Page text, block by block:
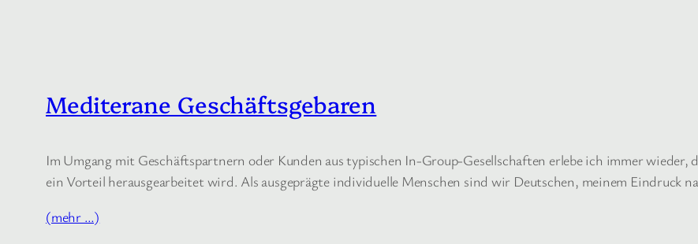
Mediterane Geschäftsgebaren
Im Umgang mit Geschäftspartnern oder Kunden aus typischen In-Group-Gesellschaften erlebe ich immer wieder,
ein Vorteil herausgearbeitet wird. Als ausgeprägte individuelle Menschen sind wir Deutschen, meinem Eindruck
(mehr …)